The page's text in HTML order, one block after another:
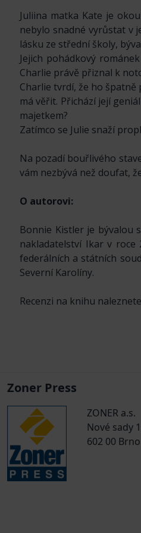
Juliina matka Kate je
nebylo snadné vyrůstat v
lásku ze střední školy,
Jejich pohádkový
Charlie právě přiznal k
Charlie tvrdí, že ho špatně
má věřit. Přichází její
majetkem?
Zatímco se Julie snaží
Na pozadí bouřlivého
vám nezbývá než doufat,
O autorovi:
Bonnie Kistler je bývalou
nakladatelství Ikar v roce
federálních a státních
Severní Karolíny.
Recenzi na knihu naleznete
Zoner Press
ZONER a.s.
Nové sady
602 00 Brno